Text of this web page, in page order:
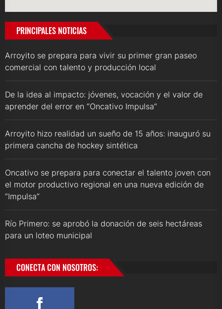
PRINCIPALES NOTICIAS
Arroyito se prepara para vivir su primer gran paseo
comercial con talento y producción local
De la idea al impacto: jóvenes, vocación y el valor de
aprender del error en “Oncativo Impulsa”
Arroyito hizo realidad un sueño de 15 años: inauguró su
primera cancha de hockey sintética
Oncativo se prepara para conectar el talento joven con
el motor productivo regional en una nueva edición de
“Impulsa”
Río Primero: se aprobó la donación de seis hectáreas
para un loteo municipal
CONECTA CON NOSOTROS: